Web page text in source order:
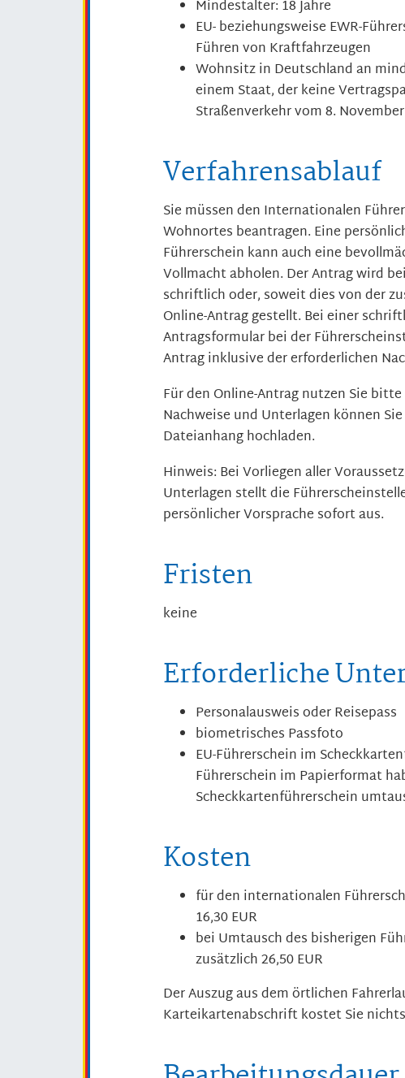
Mindestalter: 18 Jahre
EU- beziehungsweise EWR-
Führen von Kraftfahrzeugen
Wohnsitz in Deutschlandan
einem Staat, der keine
Straßenverkehr vom 8.
Verfahrensablauf
Sie müssen den Internationalen
Wohnortes beantragen. Eine
Führerschein kann auch eine
Vollmacht abholen. Der Antrag wird
schriftlich oder, soweit dies von der
Online-Antrag gestellt. Bei einer
Antragsformular bei der
Antrag inklusive der erforderlichen
Für den Online-Antrag nutzen Sie
Nachweise und Unterlagen können
Dateianhang hochladen.
Hinweis: Bei Vorliegen aller
Unterlagen stellt die
persönlicher Vorsprache sofort aus.
Fristen
keine
Erforderliche
Personalausweis oder Reisepass
biometrisches Passfoto
EU-Führerschein im
Führerschein im Papierformat
Scheckkartenführerschein
Kosten
für den internationalen
16,30 EUR
bei Umtausch des bisherigen
zusätzlich 26,50 EUR
Der Auszug aus dem örtlichen
Karteikartenabschrift kostet Sie